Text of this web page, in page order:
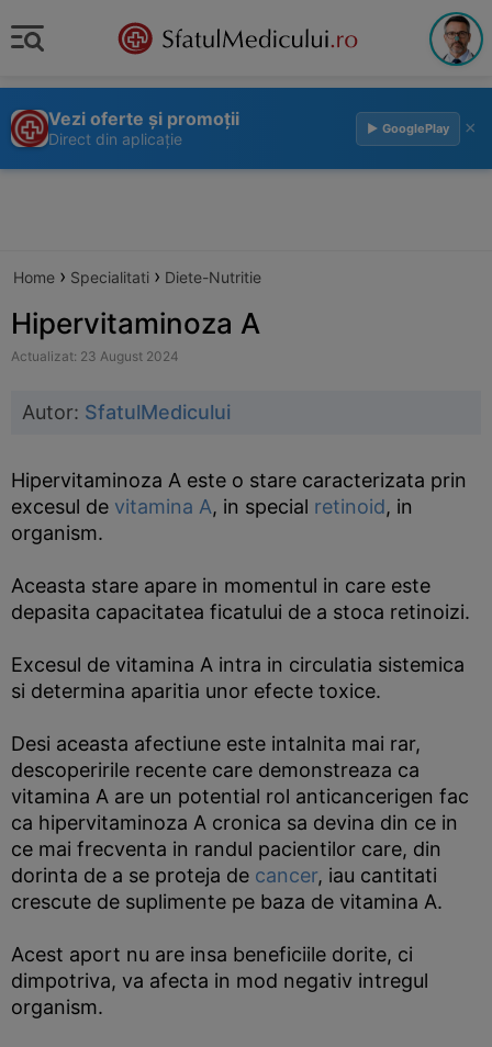
Vezi oferte și promoții
Direct din aplicație
▶ GooglePlay ×
Home › Specialitati › Diete-Nutritie
Hipervitaminoza A
Actualizat: 23 August 2024
Autor: SfatulMedicului
Hipervitaminoza A este o stare caracterizata prin
excesul de vitamina A, in special retinoid, in
organism.
Aceasta stare apare in momentul in care este
depasita capacitatea ficatului de a stoca retinoizi.
Excesul de vitamina A intra in circulatia sistemica
si determina aparitia unor efecte toxice.
Desi aceasta afectiune este intalnita mai rar,
descoperirile recente care demonstreaza ca
vitamina A are un potential rol anticancerigen fac
ca hipervitaminoza A cronica sa devina din ce in
ce mai frecventa in randul pacientilor care, din
dorinta de a se proteja de cancer, iau cantitati
crescute de suplimente pe baza de vitamina A.
Acest aport nu are insa beneficiile dorite, ci
dimpotriva, va afecta in mod negativ intregul
organism.